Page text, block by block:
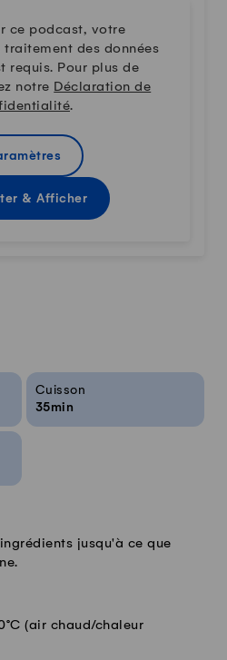
ce podcast, votre
traitement des données
requis. Pour plus de
notre Déclaration de
.
& Afficher
Cuisson
35min
jusqu'à ce que
(air chaud/chaleur